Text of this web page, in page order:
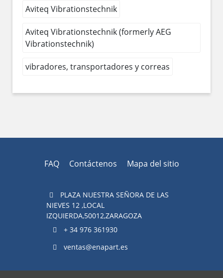
Aviteq Vibrationstechnik
Aviteq Vibrationstechnik (formerly AEG
Vibrationstechnik)
vibradores, transportadores y correas
FAQ Contáctenos Mapa del sitio
PLAZA NUESTRA SEÑORA DE LAS
NIEVES 12 ,LOCAL
IZQUIERDA,50012,ZARAGOZA
+ 34 976 361930
ventas@enapart.es